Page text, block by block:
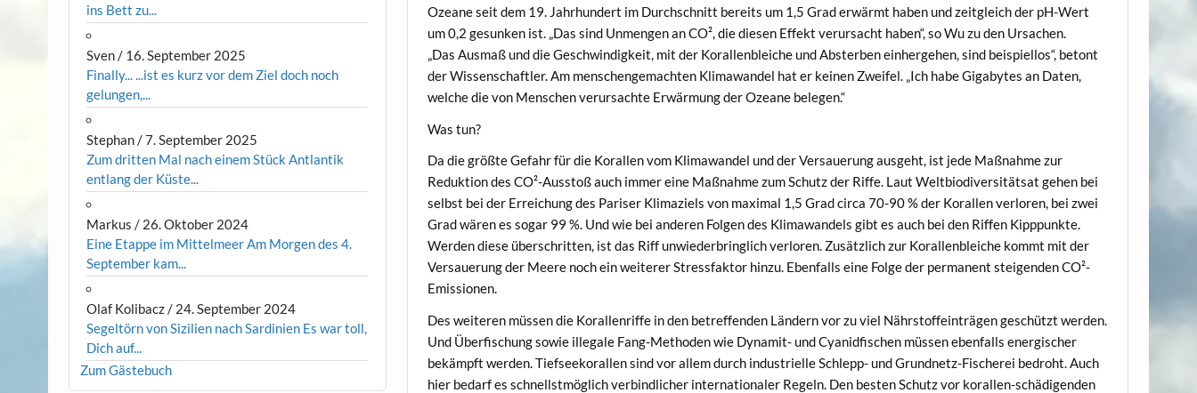
Ozeane seit dem 19. Jahrhundert im Durchschnitt bereits um 1,5 Grad erwärmt haben und zeitgleich der pH-Wert
um 0,2 gesunken ist. „Das sind Unmengen an CO², die diesen Effekt verursacht haben“, so Wu zu den Ursachen.
„Das Ausmaß und die Geschwindigkeit, mit der Korallenbleiche und Absterben einhergehen, sind beispiellos“, betont
der Wissenschaftler. Am menschengemachten Klimawandel hat er keinen Zweifel. „Ich habe Gigabytes an Daten,
welche die von Menschen verursachte Erwärmung der Ozeane belegen.“
Was tun?
Da die größte Gefahr für die Korallen vom Klimawandel und der Versauerung ausgeht, ist jede Maßnahme zur
Reduktion des CO²-Ausstoß auch immer eine Maßnahme zum Schutz der Riffe. Laut Weltbiodiversitätsat gehen bei
selbst bei der Erreichung des Pariser Klimaziels von maximal 1,5 Grad circa 70-90 % der Korallen verloren, bei zwei
Grad wären es sogar 99 %. Und wie bei anderen Folgen des Klimawandels gibt es auch bei den Riffen Kipppunkte.
Werden diese überschritten, ist das Riff unwiederbringlich verloren. Zusätzlich zur Korallenbleiche kommt mit der
Versauerung der Meere noch ein weiterer Stressfaktor hinzu. Ebenfalls eine Folge der permanent steigenden CO²-
Emissionen.
Des weiteren müssen die Korallenriffe in den betreffenden Ländern vor zu viel Nährstoffeinträgen geschützt werden.
Und Überfischung sowie illegale Fang-Methoden wie Dynamit- und Cyanidfischen müssen ebenfalls energischer
bekämpft werden. Tiefseekorallen sind vor allem durch industrielle Schlepp- und Grundnetz-Fischerei bedroht. Auch
hier bedarf es schnellstmöglich verbindlicher internationaler Regeln. Den besten Schutz vor korallen-schädigenden
ins Bett zu...
Sven/ 16. September 2025
Finally... ...ist es kurz vor dem Ziel doch noch
gelungen,...
Stephan/7. September 2025
Zum dritten Mal nach einem Stück Antlantik
entlang der Küste...
Markus / 26. Oktober 2024
Eine Etappe im Mittelmeer Am Morgen des 4.
September kam...
Olaf Kolibacz/ 24. September 2024
Segeltörn von Sizilien nach Sardinien Es war toll,
Dich auf...
Zum Gästebuch